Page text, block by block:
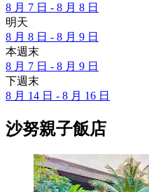
8 月 7 日 - 8 月 8 日
明天
8 月 8 日 - 8 月 9 日
本週末
8 月 7 日 - 8 月 9 日
下週末
8 月 14 日 - 8 月 16 日
沙努親子飯店